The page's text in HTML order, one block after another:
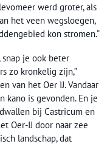
werd groter, als
het veen wegsloegen,
kon stromen.”
snap je ook beter
zo kronkelig zijn,”
van het Oer IJ. Vandaar
kano is gevonden. En je
bij Castricum en
Oer-IJ door naar zee
landschap, dat